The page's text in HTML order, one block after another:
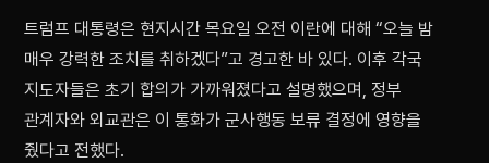
트럼프 대통령은 현지시간 목요일 오전 이란에 대해 “오늘 밤
매우 강력한 조치를 취하겠다”고 경고한 바 있다. 이후 각국
지도자들은 초기 합의가 가까워졌다고 설명했으며, 정부
관계자와 외교관은 이 통화가 군사행동 보류 결정에 영향을
줬다고 전했다.